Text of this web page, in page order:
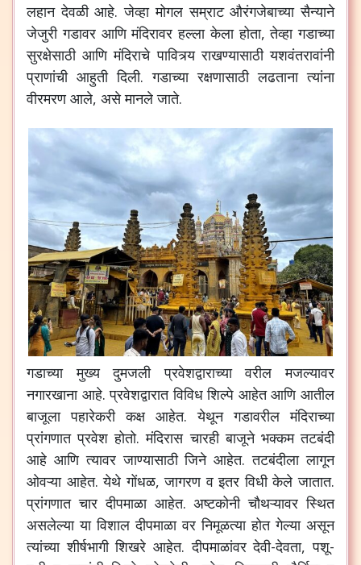
लहान देवळी आहे. जेव्हा मोगल सम्राट औरंगजेबाच्या सैन्याने
जेजुरी गडावर आणि मंदिरावर हल्ला केला होता, तेव्हा गडाच्या
सुरक्षेसाठी आणि मंदिराचे पावित्र्य राखण्यासाठी यशवंतरावांनी
प्राणांची आहुती दिली. गडाच्या रक्षणासाठी लढताना त्यांना
वीरमरण आले, असे मानले जाते.
गडाच्या मुख्य दुमजली प्रवेशद्वाराच्या वरील मजल्यावर
नगारखाना आहे. प्रवेशद्वारात विविध शिल्पे आहेत आणि आतील
बाजूला पहारेकरी कक्ष आहेत. येथून गडावरील मंदिराच्या
प्रांगणात प्रवेश होतो. मंदिरास चारही बाजूने भक्कम तटबंदी
आहे आणि त्यावर जाण्यासाठी जिने आहेत. तटबंदीला लागून
ओवऱ्या आहेत. येथे गोंधळ, जागरण व इतर विधी केले जातात.
प्रांगणात चार दीपमाळा आहेत. अष्टकोनी चौथऱ्यावर स्थित
असलेल्या या विशाल दीपमाळा वर निमूळत्या होत गेल्या असून
त्यांच्या शीर्षभागी शिखरे आहेत. दीपमाळांवर देवी-देवता, पशू-